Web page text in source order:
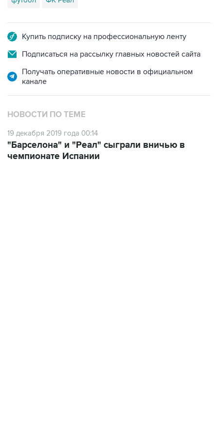
Купить подписку на профессиональную ленту
Подписаться на рассылку главных новостей сайта
Получать оперативные новости в официальном
канале
НОВОСТИ ПО ТЕМЕ
19 декабря 2019 года 00:14
"Барселона" и "Реал" сыграли вничью в
чемпионате Испании